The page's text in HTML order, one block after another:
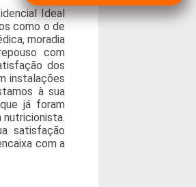
Ideal
como o de
moradia
com
dos
instalações
à sua
já foram
satisfação
com a